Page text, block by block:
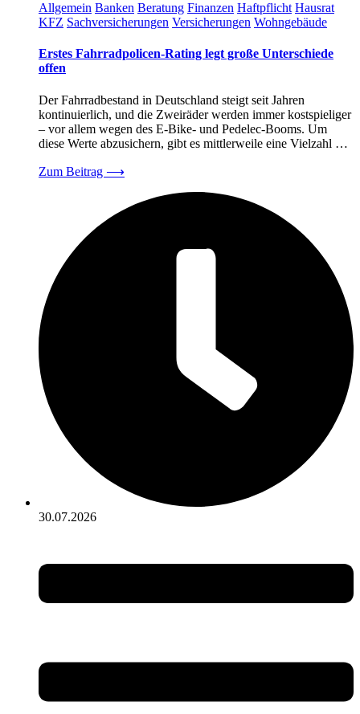
Allgemein Banken Beratung Finanzen Haftpflicht Hausrat
KFZ Sachversicherungen Versicherungen Wohngebäude
Erstes Fahrradpolicen-Rating legt große Unterschiede
offen
Der Fahrradbestand in Deutschland steigt seit Jahren
kontinuierlich, und die Zweiräder werden immer kostspieliger
– vor allem wegen des E-Bike- und Pedelec-Booms. Um
diese Werte abzusichern, gibt es mittlerweile eine Vielzahl …
Zum Beitrag ⟶
30.07.2026